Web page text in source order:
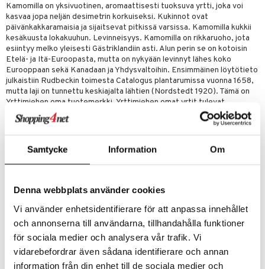
Samtycke Information Om
Denna webbplats använder cookies
Vi använder enhetsidentifierare för att anpassa innehållet
och annonserna till användarna, tillhandahålla funktioner
för sociala medier och analysera vår trafik. Vi
vidarebefordrar även sådana identifierare och annan
information från din enhet till de sociala medier och
Kamomilla on yksivuotinen, aromaattisesti tuoksuva yrtti, joka voi
kasvaa jopa neljän desimetrin korkuiseksi. Kukinnot ovat
päivänkakkaramaisia ja sijaitsevat pitkissä varsissa. Kamomilla kukkii
kesäkuusta lokakuuhun. Levinneisyys. Kamomilla on rikkaruoho, jota
esiintyy melko yleisesti Gästriklandiin asti. Alun perin se on kotoisin
Etelä- ja Itä-Euroopasta, mutta on nykyään levinnyt lähes koko
Eurooppaan sekä Kanadaan ja Yhdysvaltoihin. Ensimmäinen löytötieto
julkaistiin Rudbeckin toimesta Catalogus plantarumissa vuonna 1658,
mutta laji on tunnettu keskiajalta lähtien (Nordstedt 1920). Tämä on
Yrttimiehen oma tuotemerkki. Yrttimiehen omat yrtit tulevat
pääasiassa valikoiduilta ekologisilta viljelijöiltä Euroopasta.
teevettä ja anna 1-2 teelusikallisen kamomillaa hautua 5-10 minuuttia
Ainesosat
Kamomilla (Matricaria recutita)
Tuotenumero
tarvikkeet
öljyt
suihku & saippuat
kuorinta
& imetys
& PMS
käytettävät
intoleranssi
alentavat
vahvistavat
säätelevät
helpottava
K
energiaa
& vastauksia